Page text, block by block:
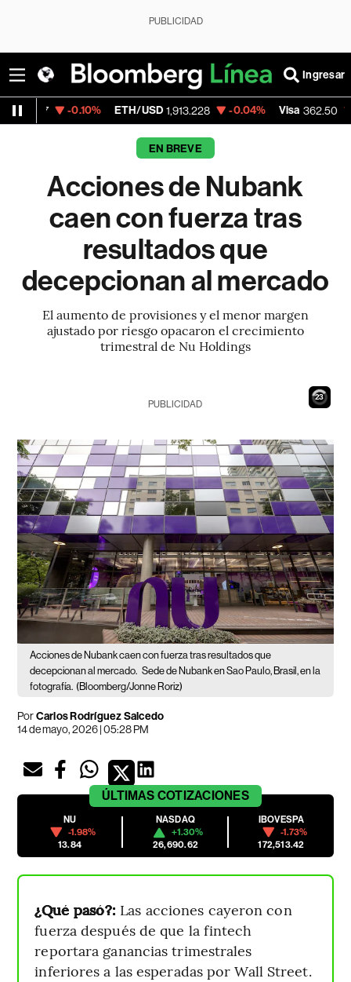
PUBLICIDAD
Ingresar
ETH/USD 1,913.228 -0.04% Visa 362.50 -2.15%
EN BREVE
Acciones de Nubank
caen con fuerza tras
resultados que
decepcionan al mercado
El aumento de provisiones y el menor margen
ajustado por riesgo opacaron el crecimiento
trimestral de Nu Holdings
22
PUBLICIDAD
Acciones de Nubank caen con fuerza tras resultados que
decepcionan al mercado. Sede de Nubank en Sao Paulo, Brasil, en la
fotografía. (Bloomberg/Jonne Roriz)
PorCarlos Rodríguez Salcedo
14 de mayo, 2026 | 05:28 PM
ÚLTIMAS COTIZACIONES
NU
-1.98%
13.84
NASDAQ
+1.30%
26,690.62
IBOVESPA
-1.73%
172,513.42
¿Qué pasó?: Las acciones cayeron con
fuerza después de que la fintech
reportara ganancias trimestrales
inferiores a las esperadas por Wall Street.